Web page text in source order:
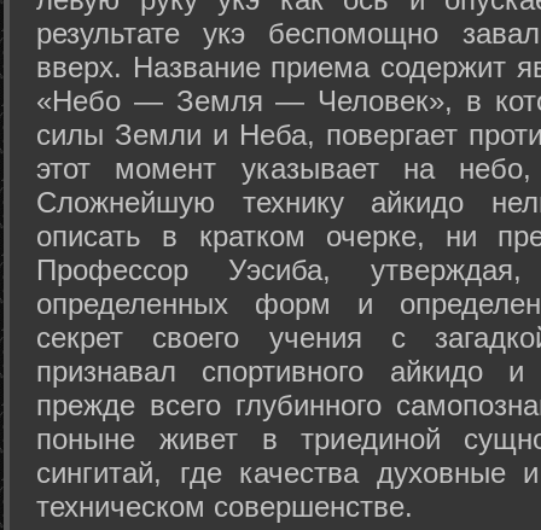
результате укэ беспомощно
вверх. Название приема содержит
«Небо — Земля — Человек», в
силы Земли и Неба, повергает
этот момент указывает на
Сложнейшую технику айкидо
описать в кратком очерке, ни
Профессор Уэсиба,
определенных форм и
секрет своего учения с
признавал спортивного айкидо
прежде всего глубинного
поныне живет в триединой
сингитай, где качества духовные
техническом совершенстве.